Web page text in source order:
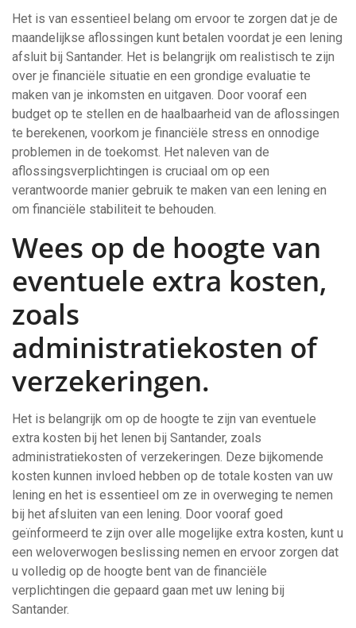
Het is van essentieel belang om ervoor te zorgen dat je de
maandelijkse aflossingen kunt betalen voordat je een lening
afsluit bij Santander. Het is belangrijk om realistisch te zijn
over je financiële situatie en een grondige evaluatie te
maken van je inkomsten en uitgaven. Door vooraf een
budget op te stellen en de haalbaarheid van de aflossingen
te berekenen, voorkom je financiële stress en onnodige
problemen in de toekomst. Het naleven van de
aflossingsverplichtingen is cruciaal om op een
verantwoorde manier gebruik te maken van een lening en
om financiële stabiliteit te behouden.
Wees op de hoogte van
eventuele extra kosten,
zoals
administratiekosten of
verzekeringen.
Het is belangrijk om op de hoogte te zijn van eventuele
extra kosten bij het lenen bij Santander, zoals
administratiekosten of verzekeringen. Deze bijkomende
kosten kunnen invloed hebben op de totale kosten van uw
lening en het is essentieel om ze in overweging te nemen
bij het afsluiten van een lening. Door vooraf goed
geïnformeerd te zijn over alle mogelijke extra kosten, kunt u
een weloverwogen beslissing nemen en ervoor zorgen dat
u volledig op de hoogte bent van de financiële
verplichtingen die gepaard gaan met uw lening bij
Santander.